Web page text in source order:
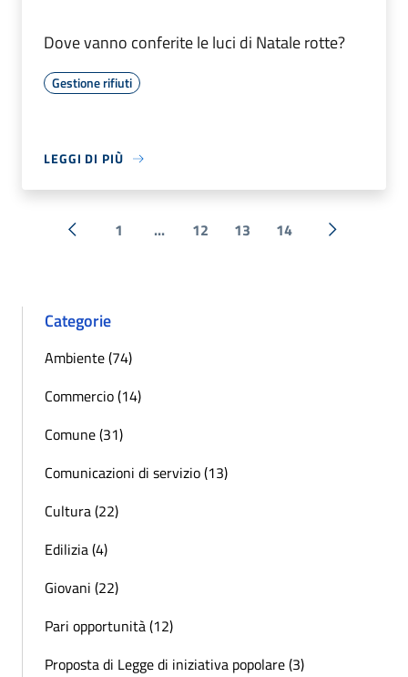
Dove vanno conferite le luci di Natale rotte?
Gestione rifiuti
LEGGI DI PIÙ
« Precedente
1 ... 12 13 14 Successiva
Categorie
Ambiente (74)
Commercio (14)
Comune (31)
Comunicazioni di servizio (13)
Cultura (22)
Edilizia (4)
Giovani (22)
Pari opportunità (12)
Proposta di Legge di iniziativa popolare (3)